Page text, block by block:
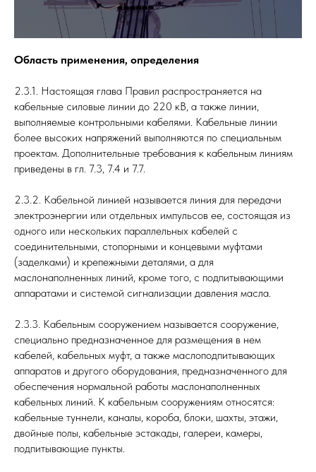
Область применения, определения
2.3.1. Настоящая глава Правил распространяется на
кабельные силовые линии до 220 кВ, а также линии,
выполняемые контрольными кабелями. Кабельные линии
более высоких напряжений выполняются по специальным
проектам. Дополнительные требования к кабельным линиям
приведены в гл. 7.3, 7.4 и 7.7.
2.3.2. Кабельной линией называется линия для передачи
электроэнергии или отдельных импульсов ее, состоящая из
одного или нескольких параллельных кабелей с
соединительными, стопорными и концевыми муфтами
(заделками) и крепежными деталями, а для
маслонаполненных линий, кроме того, с подпитывающими
аппаратами и системой сигнализации давления масла.
2.3.3. Кабельным сооружением называется сооружение,
специально предназначенное для размещения в нем
кабелей, кабельных муфт, а также маслоподпитывающих
аппаратов и другого оборудования, предназначенного для
обеспечения нормальной работы маслонаполненных
кабельных линий. К кабельным сооружениям относятся:
кабельные туннели, каналы, короба, блоки, шахты, этажи,
двойные полы, кабельные эстакады, галереи, камеры,
подпитывающие пункты.